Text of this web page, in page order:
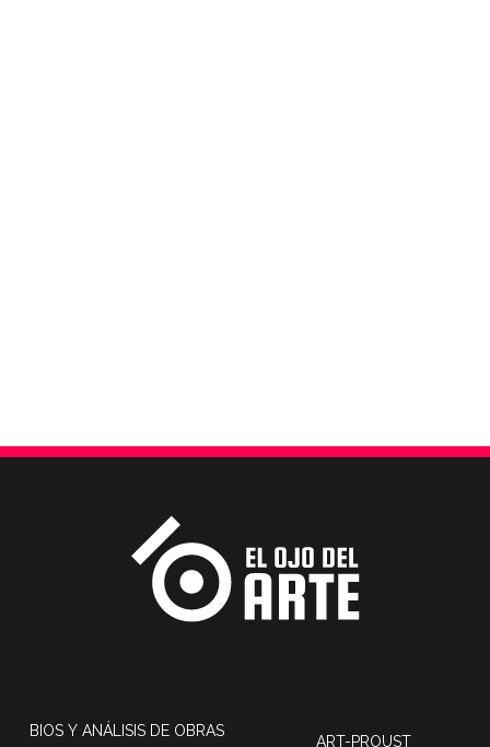
BIOS Y ANÁLISIS DE OBRAS
ART-PROUST